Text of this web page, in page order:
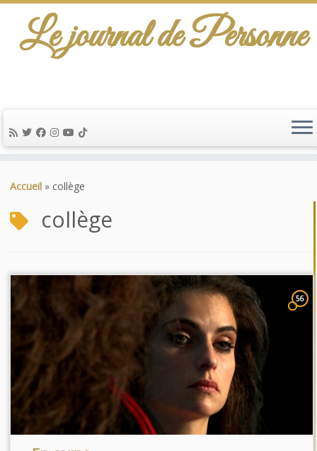
au
Le journal de Personne
Accueil » collège
collège
56